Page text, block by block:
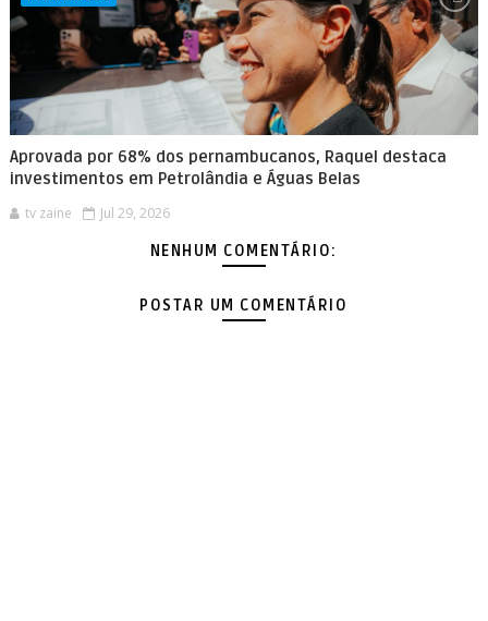
Aprovada por 68% dos pernambucanos, Raquel destaca
investimentos em Petrolândia e Águas Belas
tv zaine Jul 29, 2026
NENHUM COMENTÁRIO:
POSTAR UM COMENTÁRIO